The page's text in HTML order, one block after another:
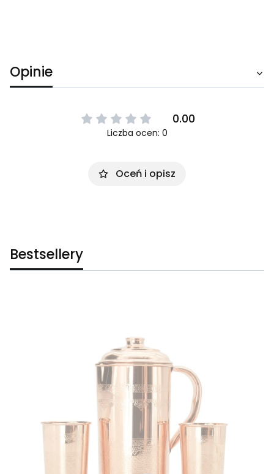
Opinie
0.00
Liczba ocen: 0
Oceń i opisz
Bestsellery